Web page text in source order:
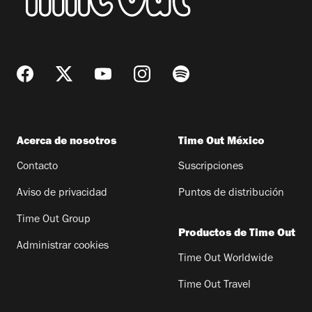
Acerca de nosotros
Contacto
Aviso de privacidad
Time Out Group
Administrar cookies
Time Out México
Suscripciones
Puntos de distribución
Productos de Time Out
Time Out Worldwide
Time Out Travel